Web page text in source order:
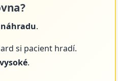
.
si pacient hradí.
.